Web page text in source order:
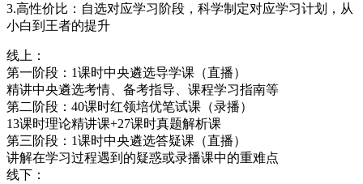
3.高性价比：自选对应学习阶段，科学制定对应学习计划，从
小白到王者的提升
线上：
第一阶段：1课时中央遴选导学课（直播）
精讲中央遴选考情、备考指导、课程学习指南等
第二阶段：40课时红领培优笔试课（录播）
13课时理论精讲课+27课时真题解析课
第三阶段：1课时中央遴选答疑课（直播）
讲解在学习过程遇到的疑惑或录播课中的重难点
线下：